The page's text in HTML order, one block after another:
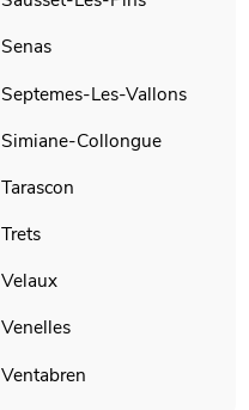
Senas
Septemes-Les-Vallons
Simiane-Collongue
Tarascon
Trets
Velaux
Venelles
Ventabren